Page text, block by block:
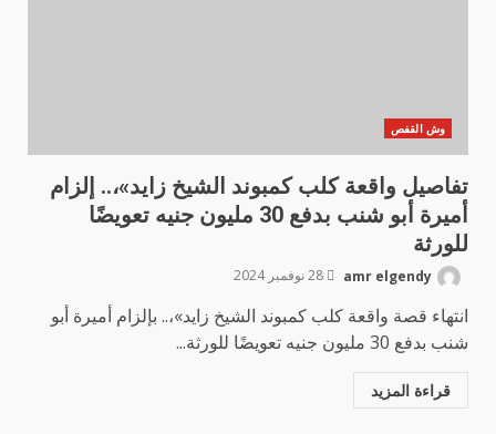
وش القفص
تفاصيل واقعة كلب كمبوند الشيخ زايد»،.. إلزام
أميرة أبو شنب بدفع 30 مليون جنيه تعويضًا
للورثة
انتهاء قصة واقعة كلب كمبوند الشيخ زايد»،.. بإلزام أميرة أبو
شنب بدفع 30 مليون جنيه تعويضًا للورثة...
قراءة المزيد